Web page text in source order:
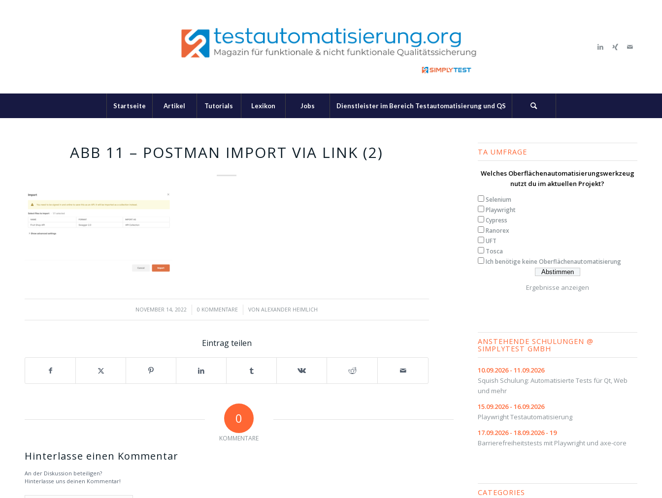
Startseite Artikel Tutorials Lexikon Jobs Dienstleister im Bereich Testautomatisierung und QS
ABB 11 – POSTMAN IMPORT VIA LINK (2)
NOVEMBER 14, 2022
/ 0 KOMMENTARE
/ VONALEXANDER HEIMLICH
Eintrag teilen
0
KOMMENTARE
Hinterlasse einen Kommentar
An der Diskussion beteiligen?
Hinterlasse uns deinen Kommentar!
TA UMFRAGE
Welches Oberflächenautomatisierungswerkzeug
nutzt du im aktuellen Projekt?
Selenium
Playwright
Cypress
Ranorex
UFT
Tosca
Ich benötige keine Oberflächenautomatisierung
Ergebnisse anzeigen
ANSTEHENDE SCHULUNGEN @
SIMPLYTEST GMBH
10.09.2026 - 11.09.2026
Squish Schulung: Automatisierte Tests für Qt, Web
und mehr
15.09.2026 - 16.09.2026
Playwright Testautomatisierung
17.09.2026 - 18.09.2026 - 19
Barrierefreiheitstests mit Playwright und axe-core
CATEGORIES